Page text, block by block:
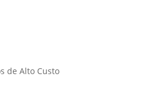
de Alto Custo